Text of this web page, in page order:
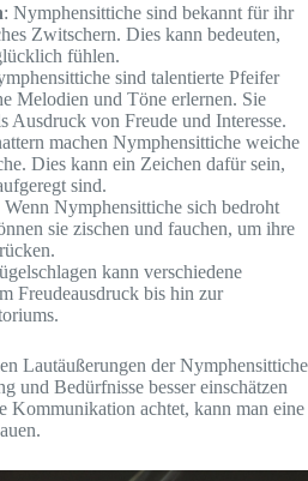
: Nymphensittiche sind bekannt für ihr
Zwitschern. Dies kann bedeuten,
fühlen.
sind talentierte Pfeifer
Melodien und Töne erlernen. Sie
Ausdruck von Freude und Interesse.
machen Nymphensittiche weiche
Dies kann ein Zeichen dafür sein,
sind.
Wenn Nymphensittiche sich bedroht
sie zischen und fauchen, um ihre
kann verschiedene
Freudeausdruck bis hin zur
Lautäußerungen der Nymphensittiche
und Bedürfnisse besser einschätzen
Kommunikation achtet, kann man eine